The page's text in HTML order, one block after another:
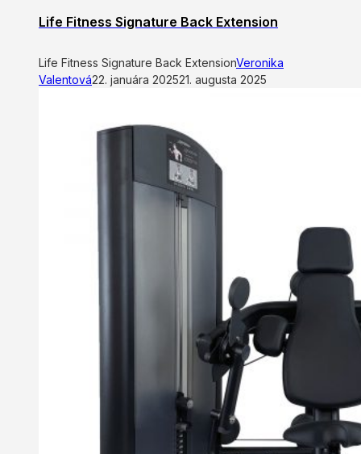
Life Fitness Signature Back Extension
Life Fitness Signature Back ExtensionVeronika
Valentová22. januára 202521. augusta 2025